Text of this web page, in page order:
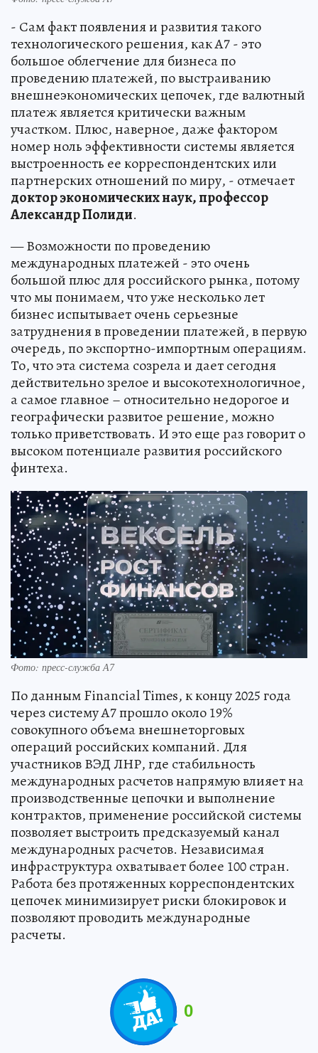
- Сам факт появления и развития такого
технологического решения, как А7 - это
большое облегчение для бизнеса по
проведению платежей, по выстраиванию
внешнеэкономических цепочек, где валютный
платеж является критически важным
участком. Плюс, наверное, даже фактором
номер ноль эффективности системы является
выстроенность ее корреспондентских или
партнерских отношений по миру, - отмечает
доктор экономических наук, профессор
Александр Полиди.
— Возможности по проведению
международных платежей - это очень
большой плюс для российского рынка, потому
что мы понимаем, что уже несколько лет
бизнес испытывает очень серьезные
затруднения в проведении платежей, в первую
очередь, по экспортно-импортным операциям.
То, что эта система созрела и дает сегодня
действительно зрелое и высокотехнологичное,
а самое главное – относительно недорогое и
географически развитое решение, можно
только приветствовать. И это еще раз говорит о
высоком потенциале развития российского
финтеха.
Фото: пресс-служба А7
По данным Financial Times, к концу 2025 года
через систему А7 прошло около 19%
совокупного объема внешнеторговых
операций российских компаний. Для
участников ВЭД ЛНР, где стабильность
международных расчетов напрямую влияет на
производственные цепочки и выполнение
контрактов, применение российской системы
позволяет выстроить предсказуемый канал
международных расчетов. Независимая
инфраструктура охватывает более 100 стран.
Работа без протяженных корреспондентских
цепочек минимизирует риски блокировок и
позволяют проводить международные
расчеты.
0